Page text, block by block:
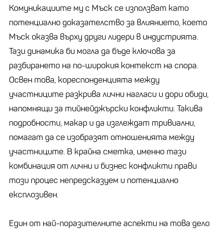
Комуникациите му с Мъск се използват като
потенциално доказателство за влиянието, което
Мъск оказва върху други лидери в индустрията.
Тази динамика би могла да бъде ключова за
разбирането на по-широкия контекст на спора.
Освен това, кореспонденцията между
участниците разкрива лични нагласи и дори обиди,
напомнящи за тийнейджърски конфликти. Такива
подробности, макар и да изглеждат тривиални,
помагат да се изобразят отношенията между
участниците. В крайна сметка, именно тази
комбинация от лични и бизнес конфликти прави
този процес непредсказуем и потенциално
експлозивен.
Един от най-поразителните аспекти на това дело